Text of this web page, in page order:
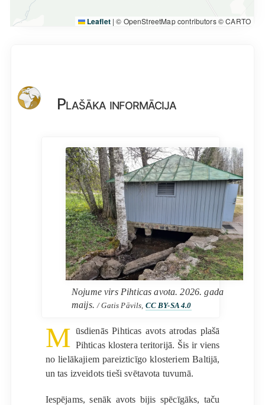
Leaflet | © OpenStreetMap contributors © CARTO
Plašāka informācija
Nojume virs Pihticas avota. 2026. gada
maijs./ Gatis Pāvils, CC BY-SA 4.0
M ūsdienās Pihticas avots atrodas plašā
Pihticas klostera teritorijā. Šis ir viens
no lielākajiem pareizticīgo klosteriem Baltijā,
un tas izveidots tieši svētavota tuvumā.
Iespējams, senāk avots bijis spēcīgāks, taču